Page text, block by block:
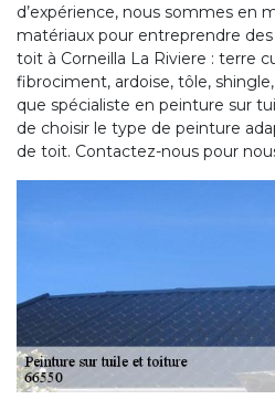
d’expérience, nous sommes en
matériaux pour entreprendre
toit à Corneilla La Riviere : terre
fibrociment, ardoise, tôle,
que spécialiste en peinture sur
de choisir le type de peinture
de toit. Contactez-nous pour